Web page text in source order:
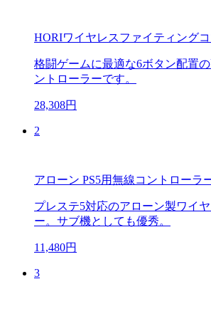
HORIワイヤレスファイティング
格闘ゲームに最適な6ボタン配置
ントローラーです。
28,308円
2
アローン PS5用無線コントローラ
プレステ5対応のアローン製ワイ
ー。サブ機としても優秀。
11,480円
3